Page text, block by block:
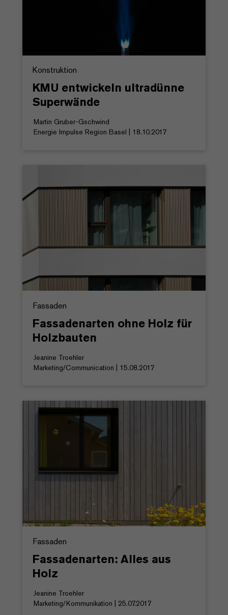
Konstruktion
KMU entwickeln ultradünne
Superwände
Martin Gruber-Gschwind
Energie Impulse Region Basel | 18.10.2017
Fassaden
Fassadenarten ohne Holz für
Holzbauten
Jeanine Troehler
Marketing/Communication | 15.08.2017
Fassaden
Fassadenarten: Alles aus
Holz
Jeanine Troehler
Marketing/Kommunikation | 25.07.2017